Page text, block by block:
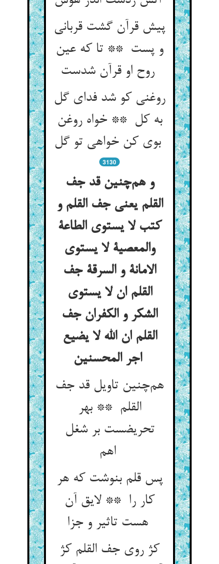
پیش قرآن گشت قربانی
و پست ** تا که عین
روغنی کو شد فدای گل
به کل ** خواه روغن
بوی کن خواهی تو گل
3130
و هم‌چنین قد جف
القلم یعنی جف القلم و
کتب لا یستوی الطاعة
والمعصیة لا یستوی
الامانة و السرقة جف
القلم ان لا یستوی
الشکر و الکفران جف
القلم ان الله لا یضیع
اجر المحسنین
هم‌چنین تاویل قد جف
القلم ** بهر
تحریضست بر شغل
پس قلم بنوشت که هر
کار را ** لایق آن
کژ روی جف القلم کژ